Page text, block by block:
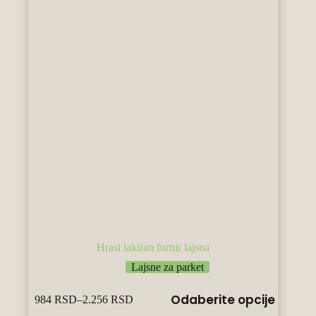
Hrast lakiran furnir lajsna
Lajsne za parket
984 RSD–2.256 RSD
Raspon
Odaberite opcije
производ